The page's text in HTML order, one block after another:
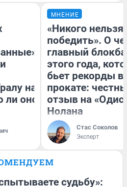
на
оно
МНЕНИЕ
«Никого нельзя
победить». О
главный
этого года,
бьет рекорды в
прокате:
отзыв на
Нолана
Стас Соколов
Эксперт
судьбу»: